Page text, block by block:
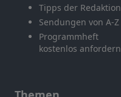
Tipps der Redaktion
Sendungen von A-Z
Programmheft
kostenlos anfordern